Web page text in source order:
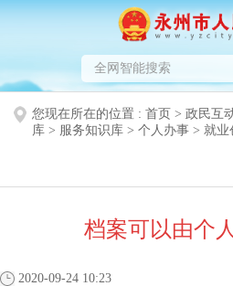
您现在所在的位置 : 首页 > 政民互
库 > 服务知识库 > 个人办事 > 就业
档案可以由个
2020-09-24 10:23